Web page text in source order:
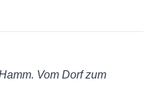
Vom Dorf zum